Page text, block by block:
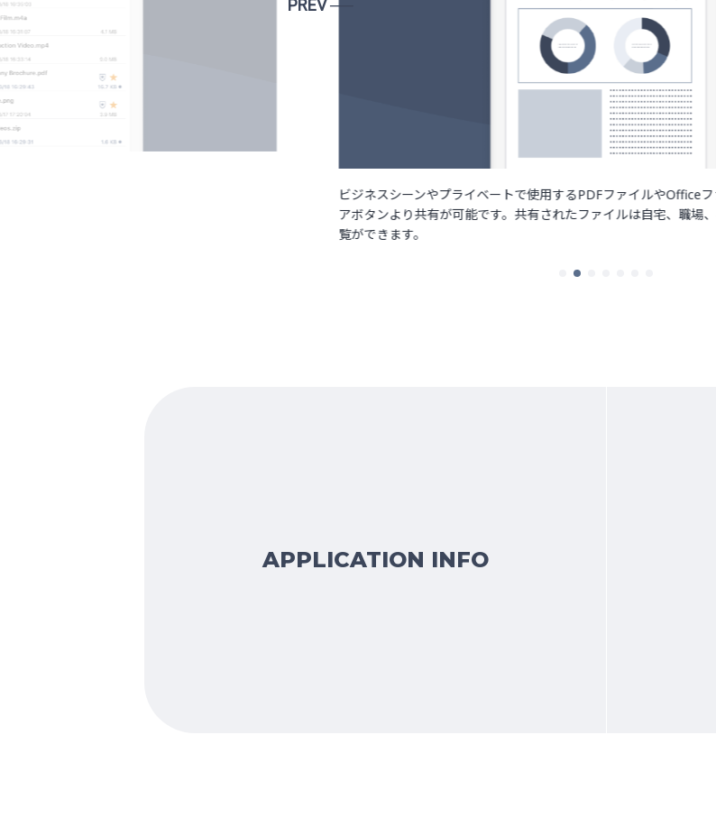
ビジネスシーンやプライベートで使用するPDFファイルやOffice
アボタンより共有が可能です。共有されたファイルは自宅、職場
覧ができます。
APPLICATION INFO